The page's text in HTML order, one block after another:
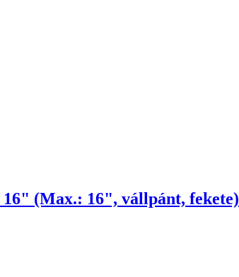
(Max.: 16", vállpánt, fekete)